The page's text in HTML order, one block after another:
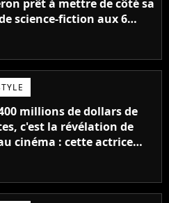
prêt à mettre de côté sa
science-fiction aux 6
de recettes
millions de dollars de
c'est la révélation de
cinéma : cette actrice
prête à remplacer